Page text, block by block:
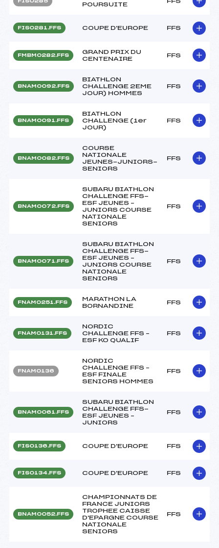
POURSUITE
FIS0281.FFS COUPE D'EUROPE FFS
FMBM0282.FFS
GRAND PRIX DU
CENTENAIRE
FFS
BNAM0092.FFS
BIATHLON
CHALLENGE 2EME
JOUR) HOMMES
FFS
BNAM0091.FFS
BIATHLON
CHALLENGE (1er
JOUR)
FFS
BNAM0082.FFS
COURSE
NATIONALE
JEUNES-JUNIORS-
SENIORS
FFS
BNAM0072.FFS
SUBARU BIATHLON
CHALLENGE FFS-
ESF JEUNES –
JUNIORS COURSE
NATIONALE
SENIORS
FFS
BNAM0071.FFS
SUBARU BIATHLON
CHALLENGE FFS-
ESF JEUNES –
JUNIORS COURSE
NATIONALE
SENIORS
FFS
FNAM0251.FFS
MARATHON LA
BORNANDINE
FFS
FNAM0131.FFS
NORDIC
CHALLENGE FFS –
ESF KO QUALIF
FFS
FNAM0136
NORDIC
CHALLENGE FFS –
ESF FINALE
SENIORS HOMMES
FFS
BNAM0061.FFS
SUBARU BIATHLON
CHALLENGE FFS-
ESF JEUNES –
JUNIORS
FFS
FIS0136.FFS COUPE D'EUROPE FFS
FIS0134.FFS COUPE D'EUROPE FFS
BNAM0052.FFS
CHAMPIONNATS DE
FRANCE JUNIORS
TROPHEE CAISSE
D'EPARGNE COURSE
NATIONALE
SENIORS
FFS